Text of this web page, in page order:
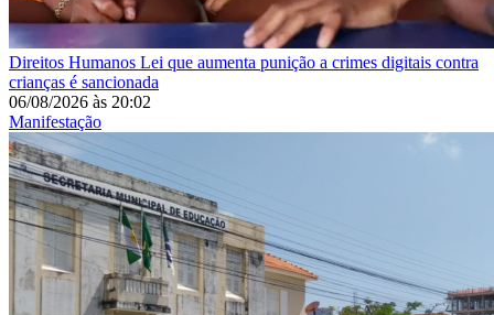
Direitos Humanos Lei que aumenta punição a crimes digitais contra
crianças é sancionada
06/08/2026 às 20:02
Manifestação